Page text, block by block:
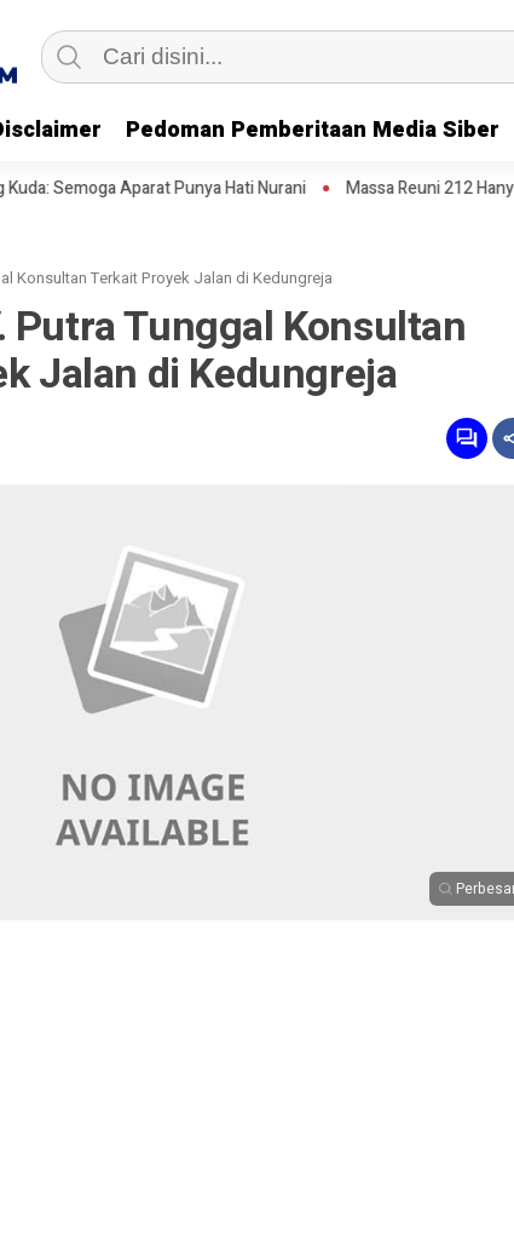
Pedoman Pemberitaan Media Siber
Punya Hati Nurani Massa Reuni 212 Hanya Bisa Sampai
Konsultan Terkait Proyek Jalan di Kedungreja
Putra Tunggal Konsultan
Jalan di Kedungreja